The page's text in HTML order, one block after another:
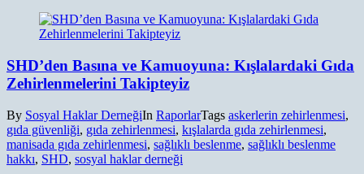
SHD’den Basına ve Kamuoyuna: Kışlalardaki Gıda
Zehirlenmelerini Takipteyiz
By Sosyal Haklar DerneğiIn RaporlarTags askerlerin zehirlenmesi,
gıda güvenliği, gıda zehirlenmesi, kışlalarda gıda zehirlenmesi,
manisada gıda zehirlenmesi, sağlıklı beslenme, sağlıklı beslenme
hakkı, SHD, sosyal haklar derneği